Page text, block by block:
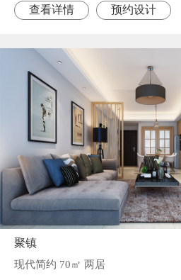
查看详情 预约设计
聚镇
现代简约 70㎡ 两居